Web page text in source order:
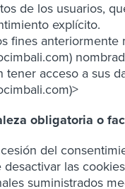
de los usuarios,
explícito.
fines anteriormente
tener acceso a sus
obligatoria o
del
desactivar las
suministrados